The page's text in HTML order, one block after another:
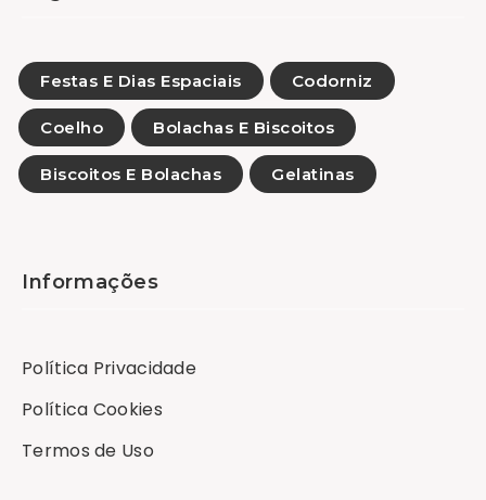
Festas E Dias Espaciais Codorniz
Coelho Bolachas E Biscoitos
Biscoitos E Bolachas Gelatinas
Informações
Política Privacidade
Política Cookies
Termos de Uso